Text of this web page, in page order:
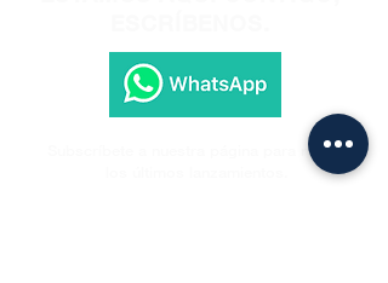
Subscríbete a nuestra página para recibir